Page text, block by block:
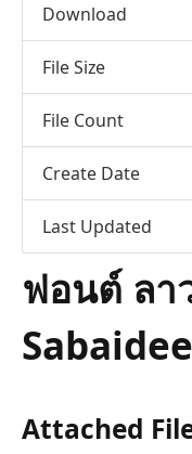
Download
File Size
File Count
Create Date
Last Updated
ฟอนต์ ลา
Attached